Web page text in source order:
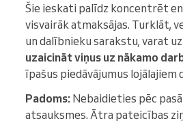
Šie ieskati palīdz koncentrēt
visvairāk atmaksājas. Turklāt,
un dalībnieku sarakstu, varat
uzaicināt viņus uz nākamo
īpašus piedāvājumus lojālajiem
Padoms: Nebaidieties pēc
atsauksmes. Ātra pateicības